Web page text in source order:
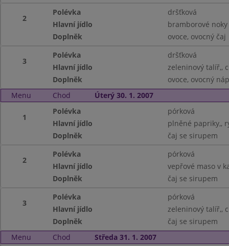
2
Polévka
dršťková
Hlavní jídlo
bramborové noky
Doplněk
ovoce, ovocný čaj
3
Polévka
dršťková
Hlavní jídlo
zeleninový talíř,,
Doplněk
ovoce, ovocný
Menu
Chod Úterý 30. 1. 2007
1
Polévka
pórková
Hlavní jídlo
plněné papriky,,
Doplněk
čaj se sirupem
2
Polévka
pórková
Hlavní jídlo
vepřové maso v
Doplněk
čaj se sirupem
3
Polévka
pórková
Hlavní jídlo
zeleninový talíř,,
Doplněk
čaj se sirupem
Menu
Chod Středa 31. 1. 2007